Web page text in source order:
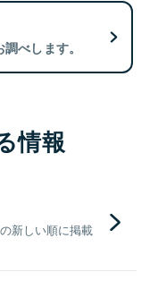
べします。
情報
新しい順に掲載